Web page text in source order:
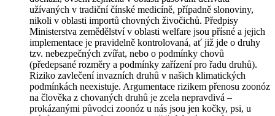
užívaných v tradiční čínské medicíně, případně slonoviny,
nikoli v oblasti importů chovných živočichů. Předpisy
Ministerstva zemědělství v oblasti welfare jsou přísné a jejich
implementace je pravidelně kontrolovaná, ať již jde o druhy
tzv. nebezpečných zvířat, nebo o podmínky chovů
(předepsané rozměry a podmínky zařízení pro řadu druhů).
Riziko zavlečení invazních druhů v našich klimatických
podmínkách neexistuje. Argumentace rizikem přenosu zoonóz
na člověka z chovaných druhů je zcela nepravdivá –
prokázanými původci zoonóz u nás jsou jen kočky, psi, u